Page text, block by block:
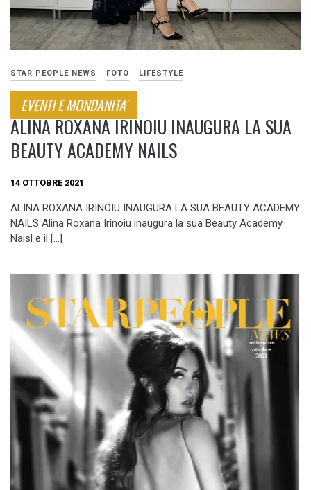
STAR PEOPLE NEWS FOTO LIFESTYLE
EVENTI E MONDANITA'
ALINA ROXANA IRINOIU INAUGURA LA SUA
BEAUTY ACADEMY NAILS
14 OTTOBRE 2021
ALINA ROXANA IRINOIU INAUGURA LA SUA BEAUTY ACADEMY
NAILS Alina Roxana Irinoiu inaugura la sua Beauty Academy
Naisl e il […]